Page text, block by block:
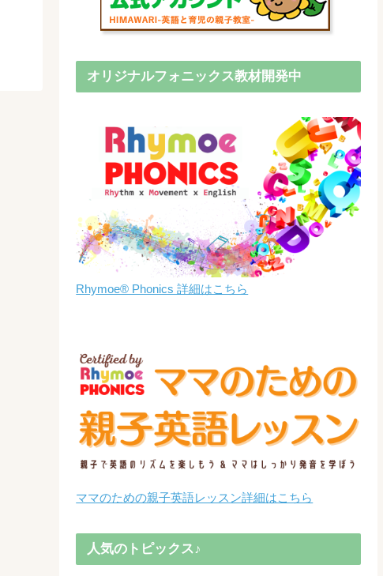
オリジナルフォニックス教材開発中
Rhymoe® Phonics 詳細はこちら
ママのための親子英語レッスン詳細はこちら
人気のトピックス♪